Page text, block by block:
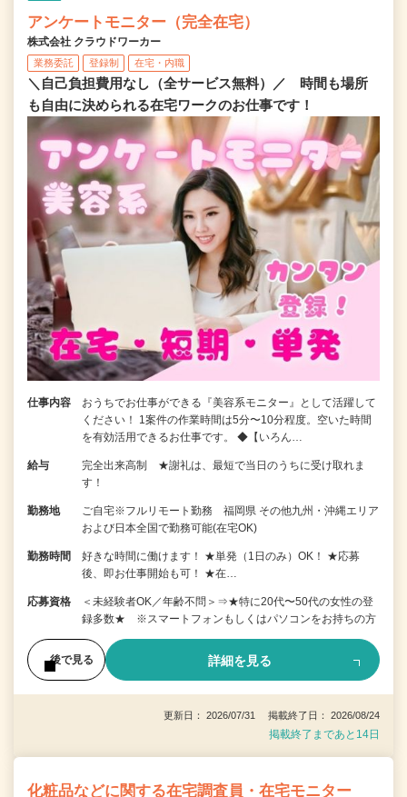
アンケートモニター（完全在宅）
株式会社 クラウドワーカー
業務委託 登録制 在宅・内職
＼自己負担費用なし（全サービス無料）／ 時間も場所
も自由に決められる在宅ワークのお仕事です！
仕事内容
おうちでお仕事ができる『美容系モニター』として活躍して
ください！ 1案件の作業時間は5分〜10分程度。空いた時間
を有効活用できるお仕事です。 ◆【いろん…
給与
完全出来高制 ★謝礼は、最短で当日のうちに受け取れま
す！
勤務地
ご自宅※フルリモート勤務 福岡県 その他九州・沖縄エリア
および日本全国で勤務可能(在宅OK)
勤務時間
好きな時間に働けます！ ★単発（1日のみ）OK！ ★応募
後、即お仕事開始も可！ ★在…
応募資格
＜未経験者OK／年齢不問＞⇒★特に20代〜50代の女性の登
録多数★ ※スマートフォンもしくはパソコンをお持ちの方
後で見る 詳細を見る
更新日： 2026/07/31 掲載終了日： 2026/08/24
掲載終了まであと14日
化粧品などに関する在宅調査員・在宅モニター